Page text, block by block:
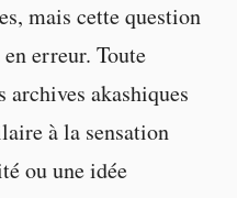
mais cette question
erreur. Toute
akashiques
à la sensation
ou une idée